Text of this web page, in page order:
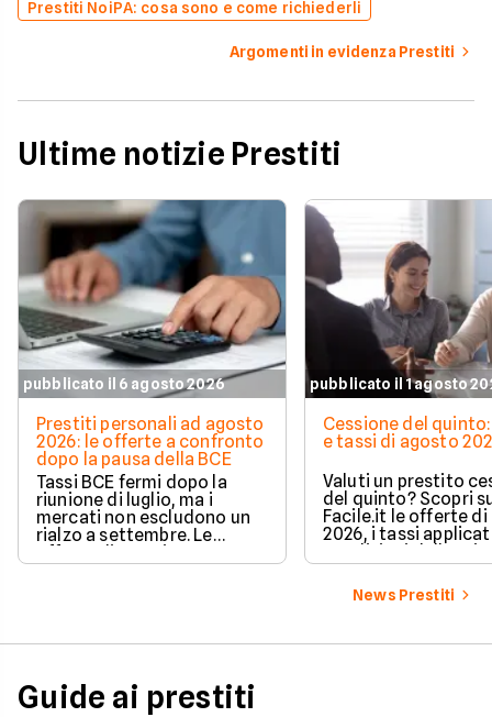
Prestiti NoiPA: cosa sono e come richiederli
Argomenti in evidenza Prestiti
Ultime notizie Prestiti
pubblicato il 6 agosto 2026
Prestiti personali ad agosto
2026: le offerte a confronto
dopo la pausa della BCE
Tassi BCE fermi dopo la
riunione di luglio, ma i
mercati non escludono un
rialzo a settembre. Le
offerte di prestito
personale di agosto 2026 su
pubblicato il 1 agosto
Cessione del
e tassi di agosto
Valuti un prestito
del quinto? Scopri
Facile.it le offerte
2026, i tassi
condizioni delle
soluzioni disponibili.
News Prestiti
Guide ai prestiti